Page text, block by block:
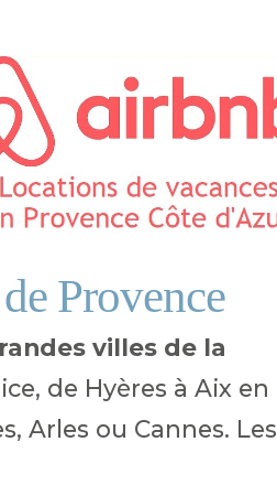
Provence
villes de la
de Hyères à Aix en
Arles ou Cannes. Les